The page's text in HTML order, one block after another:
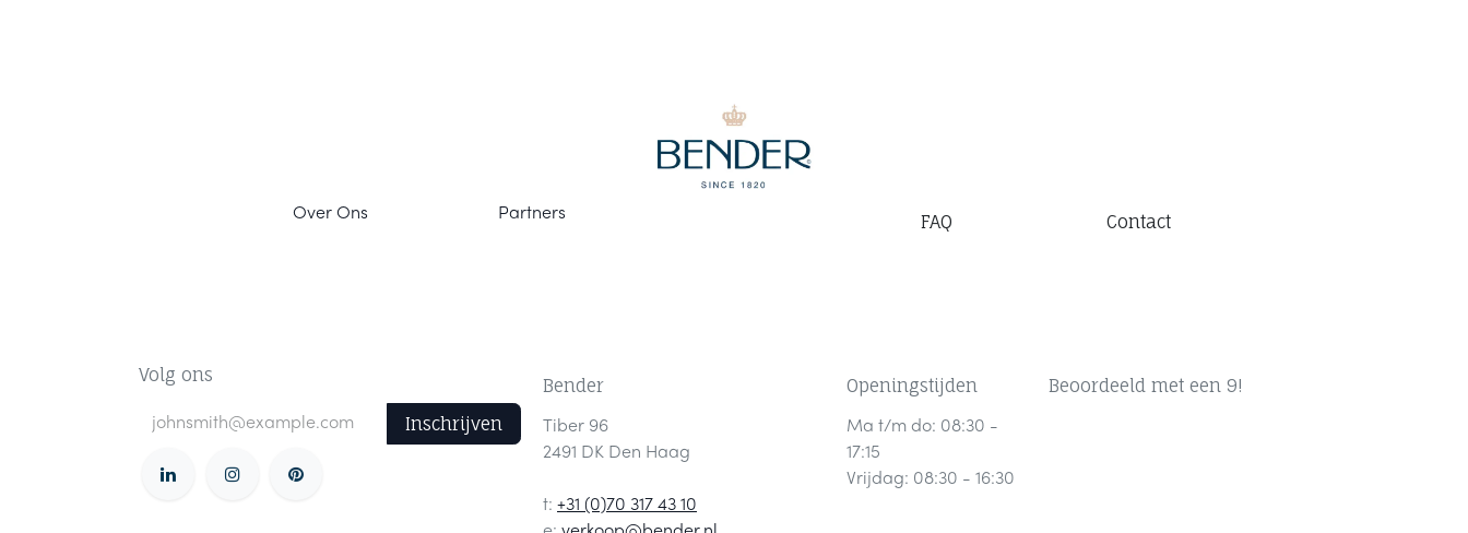
Volg ons
Inschrijven
Bender
Tiber 96
2491 DK Den Haag
t: +31 (0)70 317 43 10
Openingstijden
Ma t/m do: 08:30 -
17:15
Vrijdag: 08:30 - 16:30
Beoordeeld met een 9!
Contact
Partners
Over Ons FAQ